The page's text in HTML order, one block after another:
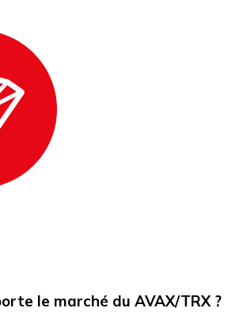
le marché du AVAX/TRX ?